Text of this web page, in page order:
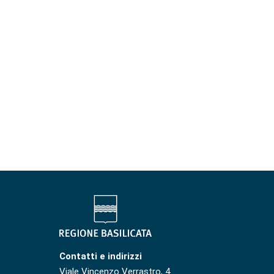
Contatti e indirizzi
Viale Vincenzo Verrastro, 4